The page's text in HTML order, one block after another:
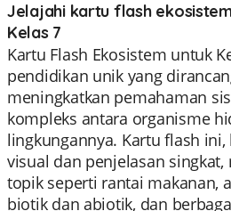
Jelajahi kartu flash
Kelas 7
Kartu Flash Ekosistem untuk
pendidikan unik yang
meningkatkan pemahaman
kompleks antara organisme
lingkungannya. Kartu flash
visual dan penjelasan singkat,
topik seperti rantai makanan,
biotik dan abiotik, dan